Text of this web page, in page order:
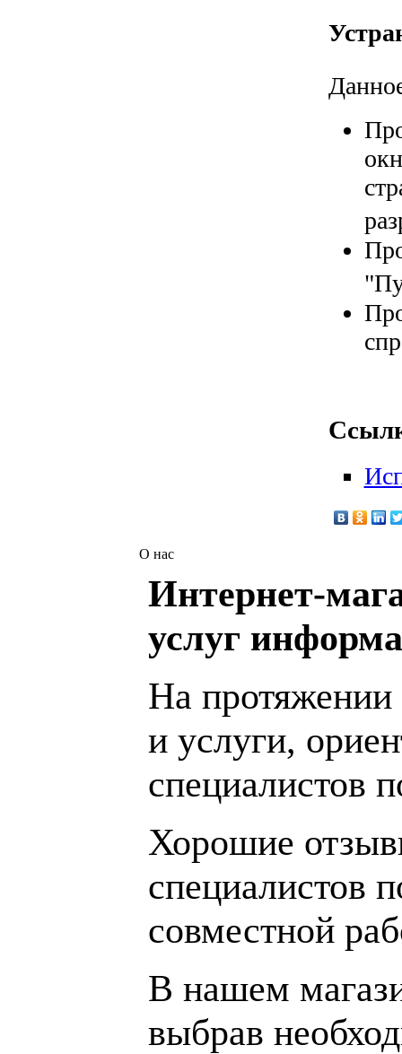
О нас
Интернет-
услуг
На протяжении
и услуги,
специалистов
Хорошие
специалистов
совместной
В нашем
выбрав